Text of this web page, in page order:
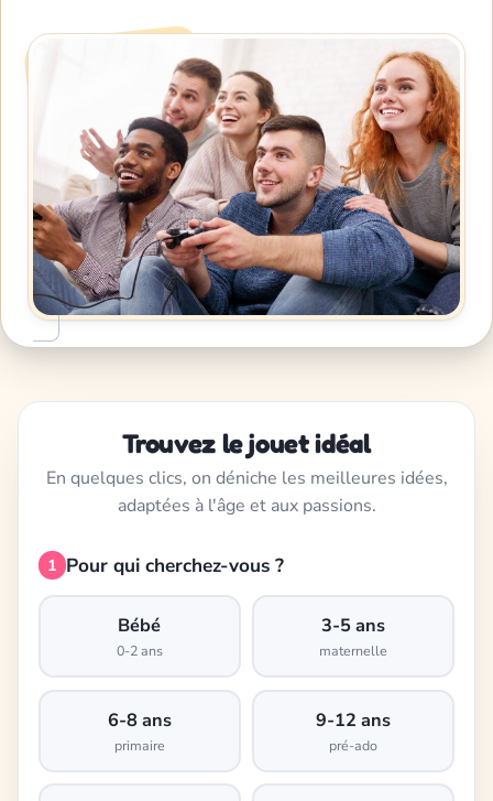
Trouvez le jouet idéal
En quelques clics, on déniche les meilleures idées,
adaptées à l'âge et aux passions.
1 Pour qui cherchez-vous ?
Bébé
0-2 ans
3-5 ans
maternelle
6-8 ans
primaire
9-12 ans
pré-ado